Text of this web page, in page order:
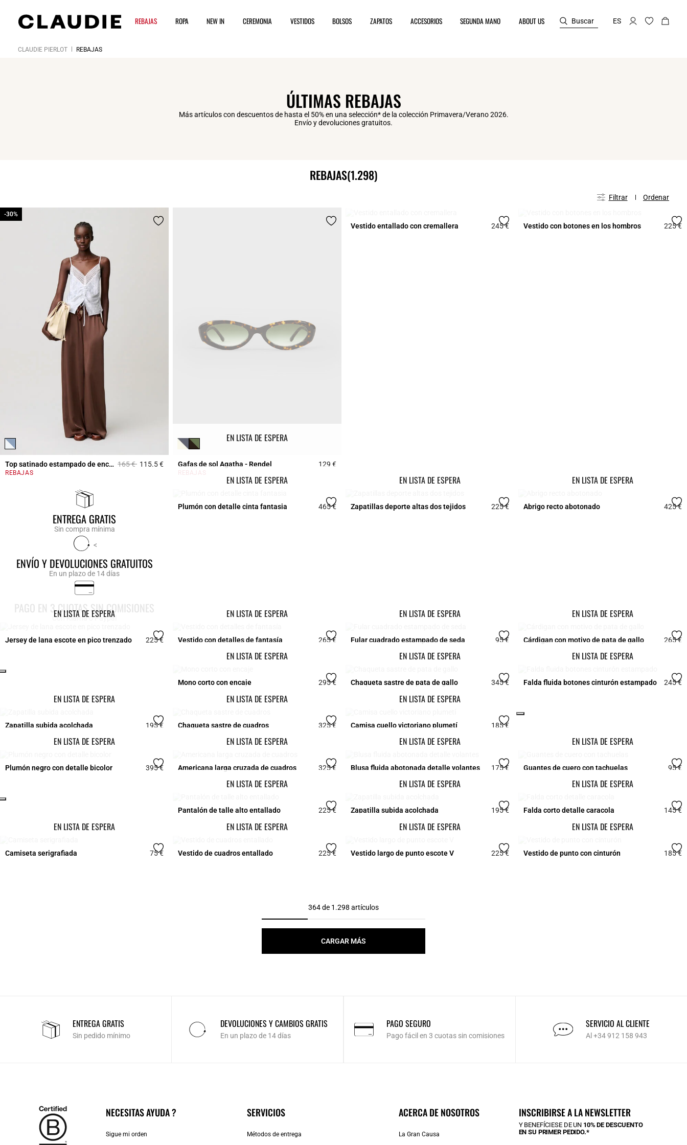
REBAJAS ROPA NEW IN CEREMONIA VESTIDOS BOLSOS ZAPATOS ACCESORIOS SEGUNDA MANO ABOUT US Buscar ES
CLAUDIE PIERLOT REBAJAS
ÚLTIMAS REBAJAS
Más artículos con descuentos de hasta el 50% en una selección* de la colección Primavera/Verano 2026.
Envío y devoluciones gratuitos.
REBAJAS(1.298)
Filtrar Ordenar
Top satinado estampado de encaje Price reduced from
165 €to
-30%
115.5 €5 out of 5 Customer Rating
REBAJAS
-30%
EN LISTA DE ESPERA
Gafas de sol Agatha - Rendel 129 €
REBAJAS
Vestido entallado con cremallera 245 €5 out of 5 Customer Rating
EN LISTA DE ESPERA
Vestido con botones en los hombros 225 €5
ENTREGA GRATIS
Sin compra mínima
<
ENVÍO Y DEVOLUCIONES GRATUITOS
En un plazo de 14 días
PAGO EN 3 CUOTAS SIN COMISIONES
Con Klarna o Paypal
EN LISTA DE ESPERA
Plumón con detalle cinta fantasia 465 €5 out of 5 Customer Rating
EN LISTA DE ESPERA
Zapatillas deporte altas dos tejidos 225 €4,5 out of 5 Customer Rating
EN LISTA DE ESPERA
Abrigo recto abotonado 425 €
EN LISTA DE ESPERA
Jersey de lana escote en pico trenzado 225 €5 out of 5 Customer Rating
EN LISTA DE ESPERA
Vestido con detalles de fantasía 265 € 5 out of 5 Customer Rating
EN LISTA DE ESPERA
Fular cuadrado estampado de seda 95 € 5 out of 5 Customer Rating
EN LISTA DE ESPERA
Cárdigan con motivo de pata de gallo 265 €
EN LISTA DE ESPERA
Mono corto con encaje 295 €5 out of 5 Customer Rating
EN LISTA DE ESPERA
Chaqueta sastre de pata de gallo 345 €4,5 out of 5 Customer Rating
EN LISTA DE ESPERA
Falda fluida botones cinturón estampado 245 €5
EN LISTA DE ESPERA
Zapatilla subida acolchada 195 € 3,3 out of 5 Customer Rating
EN LISTA DE ESPERA
Chaqueta sastre de cuadros 325 € 4,5 out of 5 Customer Rating
EN LISTA DE ESPERA
Camisa cuello victoriano plumetí 185 €
Click
EN LISTA DE ESPERA
Plumón negro con detalle bicolor 395 €4,1 out of 5 Customer Rating
EN LISTA DE ESPERA
Americana larga cruzada de cuadros 325 € 5 out of 5 Customer Rating
EN LISTA DE ESPERA
Blusa fluida abotonada detalle volantes 175 € 3,9 out of 5 Customer Rating
EN LISTA DE ESPERA
Guantes de cuero con tachuelas 95 €
EN LISTA DE ESPERA
Pantalón de talle alto entallado 225 €5 out of 5 Customer Rating
EN LISTA DE ESPERA
Zapatilla subida acolchada 195 €5 out of 5 Customer Rating
EN LISTA DE ESPERA
Falda corto detalle caracola 145 €
EN LISTA DE ESPERA
Camiseta serigrafiada 75 €4,9 out of 5 Customer Rating
EN LISTA DE ESPERA
Vestido de cuadros entallado 225 €4,7 out of 5 Customer Rating
EN LISTA DE ESPERA
Vestido largo de punto escote V 225 €4,9 out of 5 Customer Rating
EN LISTA DE ESPERA
Vestido de punto con cinturón 185 €5
364 de 1.298 artículos
CARGAR MÁS
ENTREGA GRATIS
Sin pedido mínimo
DEVOLUCIONES Y CAMBIOS GRATIS
En un plazo de 14 días
PAGO SEGURO
Pago fácil en 3 cuotas sin comisiones
SERVICIO AL CLIENTE
Al +34 912 158 943
NECESITAS AYUDA ?
Sigue mi orden
SERVICIOS
Métodos de entrega
ACERCA DE NOSOTROS
La Gran Causa
INSCRIBIRSE A LA NEWSLETTER
Y BENEFÍCIESE DE UN 10% DE DESCUENTO
EN SU PRIMER PEDIDO.*